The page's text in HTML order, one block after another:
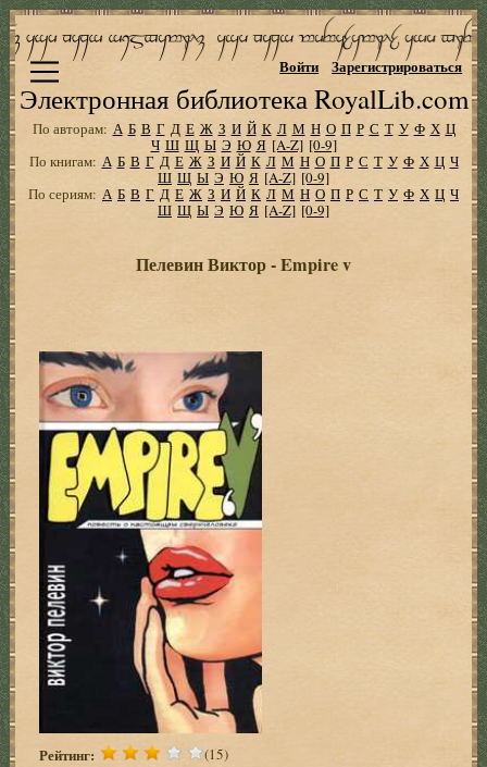
Электронная библиотека RoyalLib.com
Войти Зарегистрироваться
По авторам: А Б В Г Д Е Ж З И Й К Л М Н О П Р С Т У Ф Х Ц
Ч Ш Щ Ы Э Ю Я [A-Z] [0-9]
По книгам: А Б В Г Д Е Ж З И Й К Л М Н О П Р С Т У Ф Х Ц Ч
Ш Щ Ы Э Ю Я [A-Z] [0-9]
По сериям: А Б В Г Д Е Ж З И Й К Л М Н О П Р С Т У Ф Х Ц Ч
Ш Щ Ы Э Ю Я [A-Z] [0-9]
Пелевин Виктор - Empire v
Рейтинг: (15)